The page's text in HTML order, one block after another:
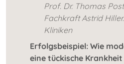
Prof. Dr. Thomas
Fachkraft Astrid
Kliniken
Erfolgsbeispiel: Wie
eine tückische